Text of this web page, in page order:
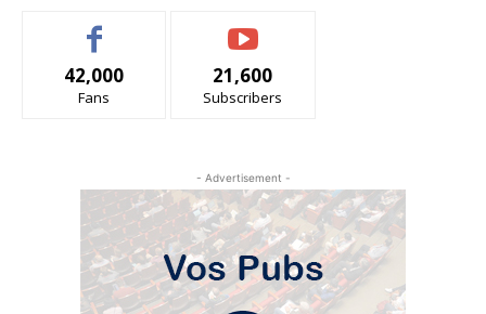
42,000
Fans
21,600
Subscribers
- Advertisement -